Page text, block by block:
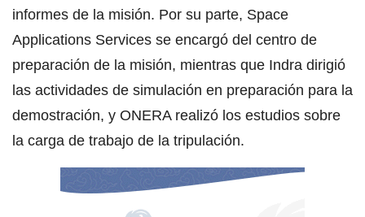
informes de la misión. Por su parte, Space
Applications Services se encargó del centro de
preparación de la misión, mientras que Indra dirigió
las actividades de simulación en preparación para la
demostración, y ONERA realizó los estudios sobre
la carga de trabajo de la tripulación.